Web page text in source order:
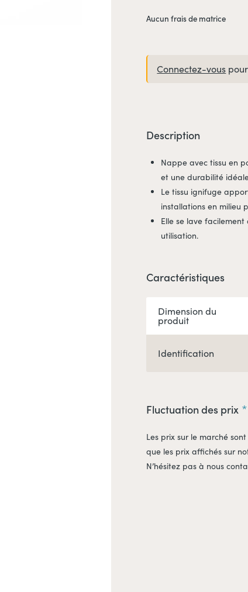
Aucun frais de matrice
Connectez-vous
Description
Nappe avec tissu en
et une durabilité
Le tissu ignifuge
installations en milieu
Elle se lave
utilisation.
Caractéristiques
Dimension du
produit
Identification
Fluctuation des prix
Les prix sur le marché
que les prix affichés sur
N’hésitez pas à nous